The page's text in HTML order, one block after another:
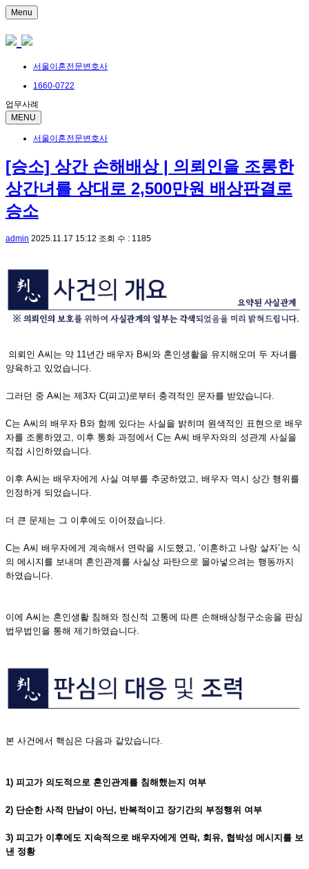
Menu
서울이혼전문변호사
1660-0722
업무사례
MENU
서울이혼전문변호사
[승소] 상간 손해배상 | 의뢰인을 조롱한
상간녀를 상대로 2,500만원 배상판결로
승소
admin 2025.11.17 15:12 조회 수 : 1185
의뢰인 A씨는 약 11년간 배우자 B씨와 혼인생활을 유지해오며 두 자녀를
양육하고 있었습니다.
그러던 중 A씨는 제3자 C(피고)로부터 충격적인 문자를 받았습니다.
C는 A씨의 배우자 B와 함께 있다는 사실을 밝히며 원색적인 표현으로 배우
자를 조롱하였고, 이후 통화 과정에서 C는 A씨 배우자와의 성관계 사실을
직접 시인하였습니다.
이후 A씨는 배우자에게 사실 여부를 추궁하였고, 배우자 역시 상간 행위를
인정하게 되었습니다.
더 큰 문제는 그 이후에도 이어졌습니다.
C는 A씨 배우자에게 계속해서 연락을 시도했고, ‘이혼하고 나랑 살자’는 식
의 메시지를 보내며 혼인관계를 사실상 파탄으로 몰아넣으려는 행동까지
하였습니다.
이에 A씨는 혼인생활 침해와 정신적 고통에 따른 손해배상청구소송을 판심
법무법인을 통해 제기하였습니다.
본 사건에서 핵심은 다음과 같았습니다.
1) 피고가 의도적으로 혼인관계를 침해했는지 여부
2) 단순한 사적 만남이 아닌, 반복적이고 장기간의 부정행위 여부
3) 피고가 이후에도 지속적으로 배우자에게 연락, 회유, 협박성 메시지를 보
낸 정황